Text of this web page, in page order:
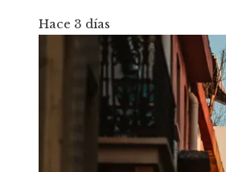
Hace 3 días